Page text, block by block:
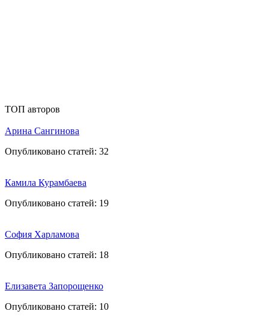
ТОП авторов
Арина Сангинова
Опубликовано статей: 32
Камила Курамбаева
Опубликовано статей: 19
София Харламова
Опубликовано статей: 18
Елизавета Запорощенко
Опубликовано статей: 10